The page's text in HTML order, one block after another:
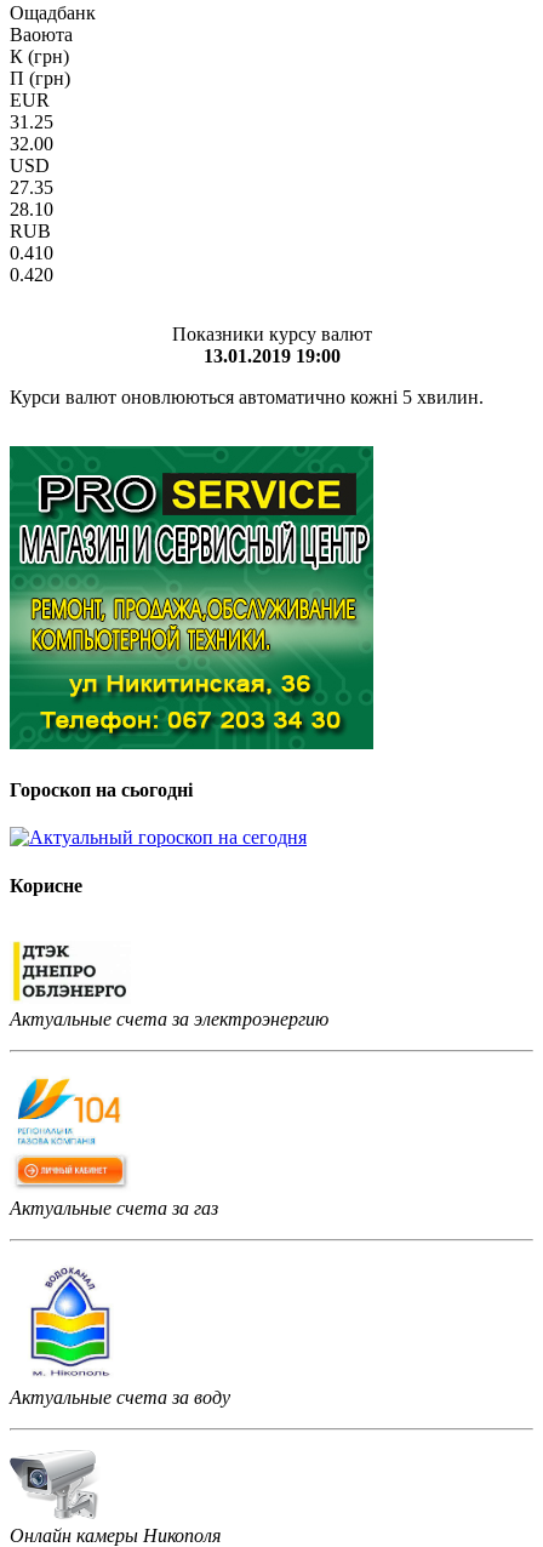
Ощадбанк
Ваоюта
К (грн)
П (грн)
EUR
31.25
32.00
USD
27.35
28.10
RUB
0.410
0.420
Показники курсу валют
13.01.2019 19:00
Курси валют оновлюються автоматично кожні 5 хвилин.
Гороскоп на сьогодні
Корисне
Актуальные счета за электроэнергию
Актуальные счета за газ
Актуальные счета за воду
Онлайн камеры Никополя